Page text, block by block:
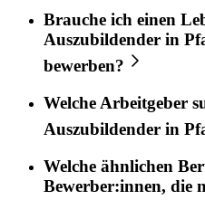
Brauche ich einen
Auszubildender in
bewerben?
Welche Arbeitgeber
Auszubildender in
Welche ähnlichen
Bewerber:innen, die